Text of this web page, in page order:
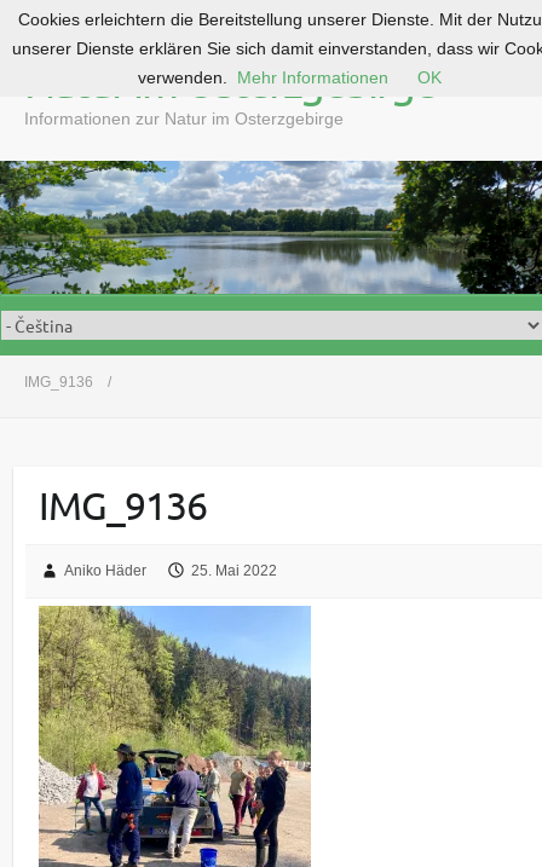
o
c
o
n
t
e
n
Natur im Osterzgebirge
Informationen zur Natur im Osterzgebirge
IMG_9136
IMG_9136
Aniko Häder 25. Mai 2022
Cookies erleichtern die Bereitstellung unserer Dienste. Mit der
unserer Dienste erklären Sie sich damit einverstanden, dass wir
verwenden.
Mehr Informationen OK